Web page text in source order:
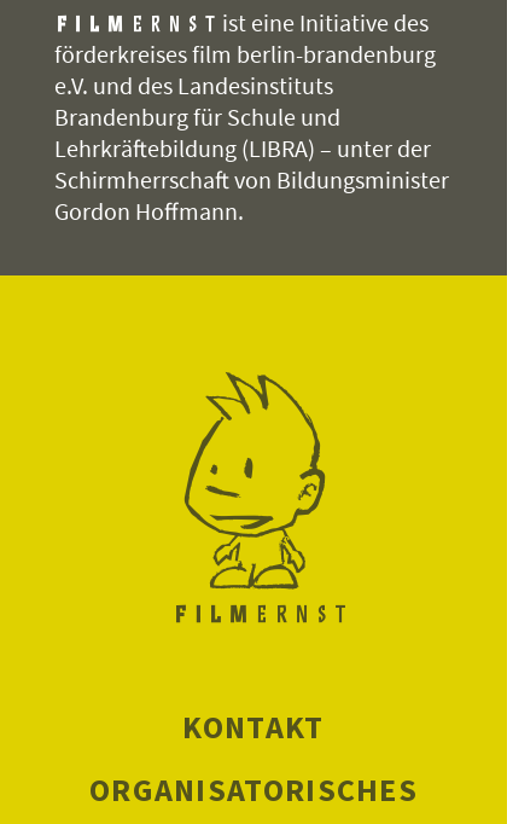
ist eine Initiative des
förderkreises film berlin-brandenburg
e.V. und des Landesinstituts
Brandenburg für Schule und
Lehrkräftebildung (LIBRA) – unter der
Schirmherrschaft von Bildungsminister
Gordon Hoffmann.
KONTAKT
ORGANISATORISCHES